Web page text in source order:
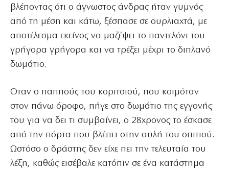
βλέποντας ότι ο άγνωστος άνδρας ήταν γυμνός
από τη μέση και κάτω, ξέσπασε σε ουρλιαχτά, με
αποτέλεσμα εκείνος να μαζέψει το παντελόνι του
γρήγορα γρήγορα και να τρέξει μέχρι το διπλανό
δωμάτιο.
Οταν ο παππούς του κοριτσιού, που κοιμόταν
στον πάνω όροφο, πήγε στο δωμάτιο της εγγονής
του για να δει τι συμβαίνει, ο 28χρονος το έσκασε
από την πόρτα που βλέπει στην αυλή του σπιτιού.
Ωστόσο ο δράστης δεν είχε πει την τελευταία του
λέξη, καθώς εισέβαλε κατόπιν σε ένα κατάστημα